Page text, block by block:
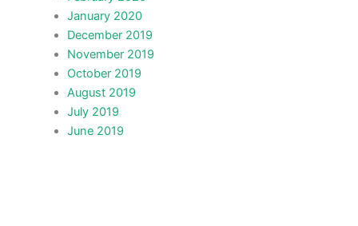
January 2020
December 2019
November 2019
October 2019
August 2019
July 2019
June 2019